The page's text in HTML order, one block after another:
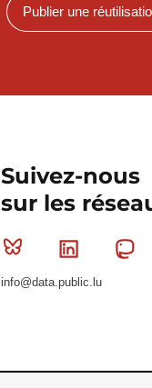
Publier une
Suivez-nous
sur les
Bluesky Linkedin
info@data.public.lu